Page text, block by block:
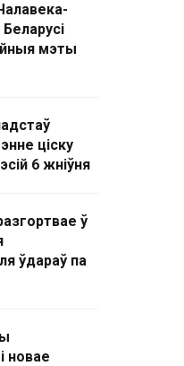
мэты
ціску
6 жніўня
ў
ўдараў па
новае